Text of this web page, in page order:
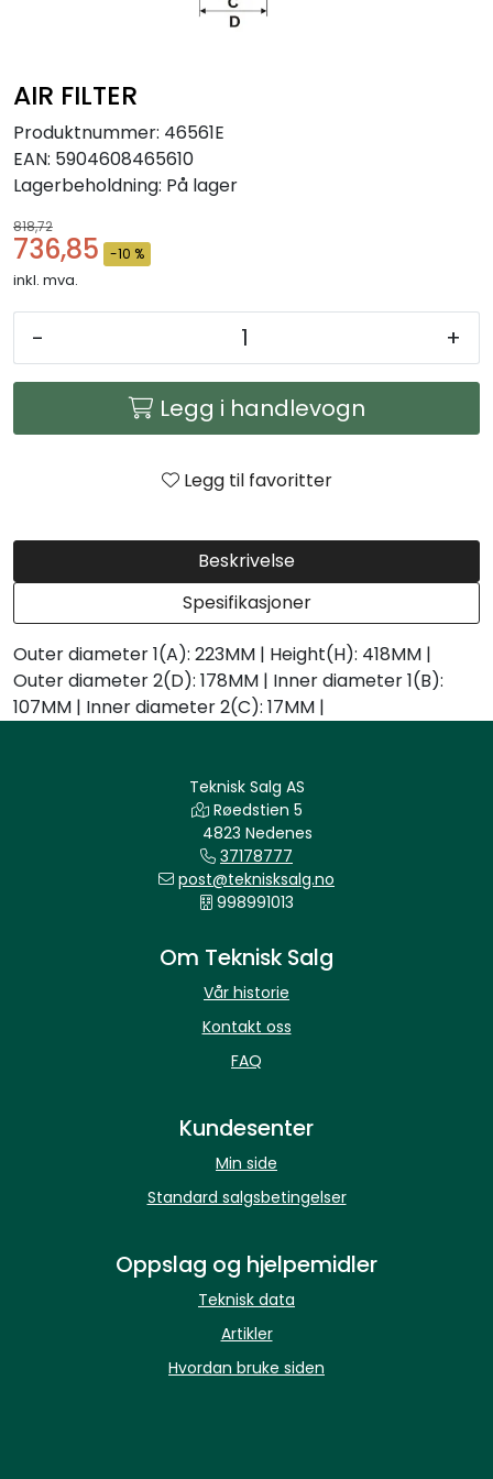
AIR FILTER
Produktnummer: 46561E
EAN: 5904608465610
Lagerbeholdning: På lager
818,72
736,85 -10 %
inkl. mva.
- +
Legg i handlevogn
Legg til favoritter
Beskrivelse
Spesifikasjoner
Outer diameter 1(A): 223MM | Height(H): 418MM |
Outer diameter 2(D): 178MM | Inner diameter 1(B):
107MM | Inner diameter 2(C): 17MM |
Teknisk Salg AS
Røedstien 5
4823 Nedenes
37178777
post@teknisksalg.no
998991013
Om Teknisk Salg
Vår historie
Kontakt oss
FAQ
Kundesenter
Min side
Standard salgsbetingelser
Oppslag og hjelpemidler
Teknisk data
Artikler
Hvordan bruke siden
Maskiner
Kontor og kantineprodukter